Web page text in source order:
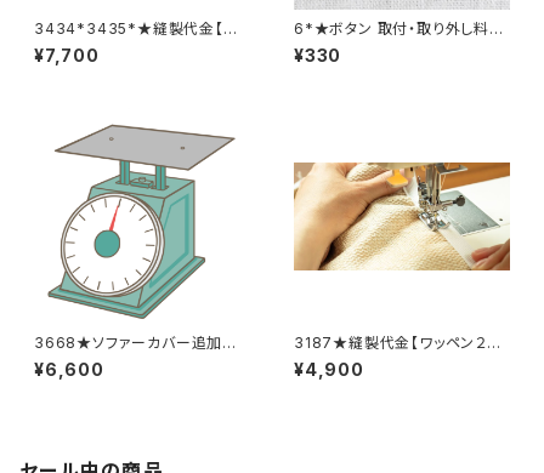
3434*3435*★縫製代金【バッ
クル取り外し取り付け 2着合
計分】
¥7,700
6*★ボタン 取付・取り外し料金
(1個分)
¥330
3668★ソファーカバー追加料
金
¥6,600
3187★縫製代金【ワッペン２
枚】
¥4,900